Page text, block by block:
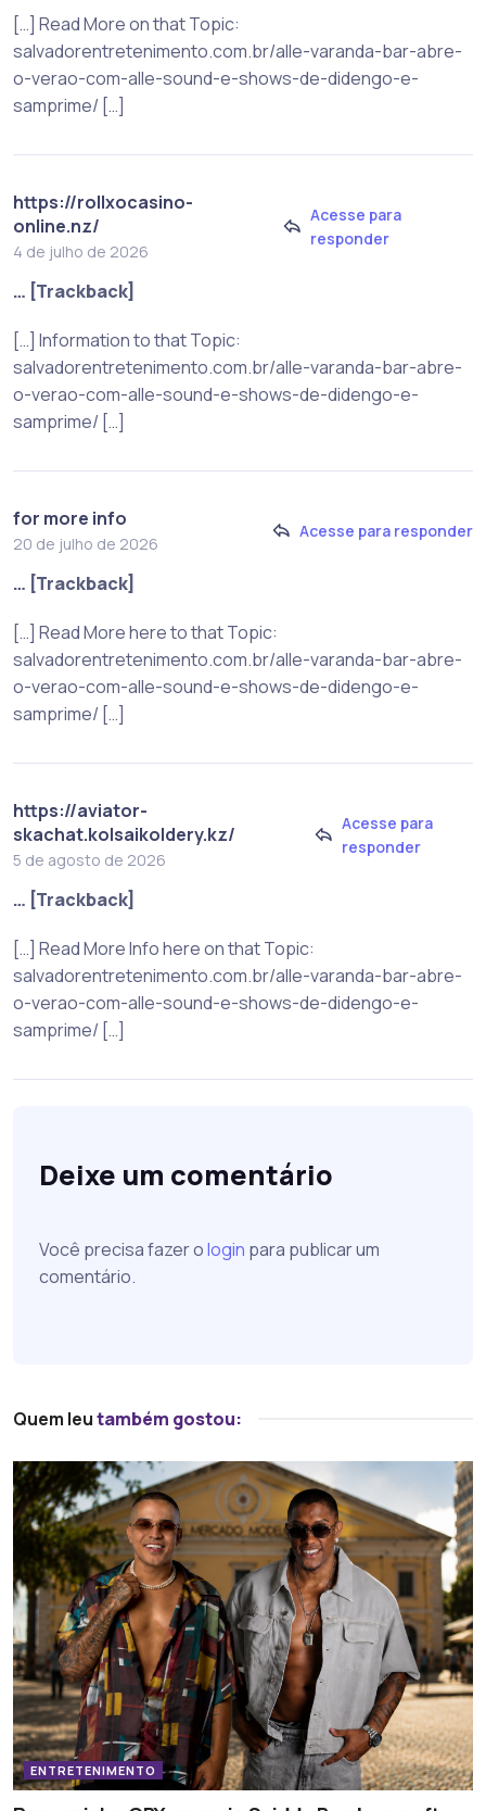
[…] Read More on that Topic:
salvadorentretenimento.com.br/alle-varanda-bar-abre-
o-verao-com-alle-sound-e-shows-de-didengo-e-
samprime/ […]
https://rollxocasino-
online.nz/
4 de julho de 2026
Acesse para
responder
… [Trackback]
[…] Information to that Topic:
salvadorentretenimento.com.br/alle-varanda-bar-abre-
o-verao-com-alle-sound-e-shows-de-didengo-e-
samprime/ […]
for more info
20 de julho de 2026
Acesse para responder
… [Trackback]
[…] Read More here to that Topic:
salvadorentretenimento.com.br/alle-varanda-bar-abre-
o-verao-com-alle-sound-e-shows-de-didengo-e-
samprime/ […]
https://aviator-
skachat.kolsaikoldery.kz/
5 de agosto de 2026
Acesse para
responder
… [Trackback]
[…] Read More Info here on that Topic:
salvadorentretenimento.com.br/alle-varanda-bar-abre-
o-verao-com-alle-sound-e-shows-de-didengo-e-
samprime/ […]
Deixe um comentário
Você precisa fazer ologin para publicar um
comentário.
Quem leutambém gostou:
ENTRETENIMENTO